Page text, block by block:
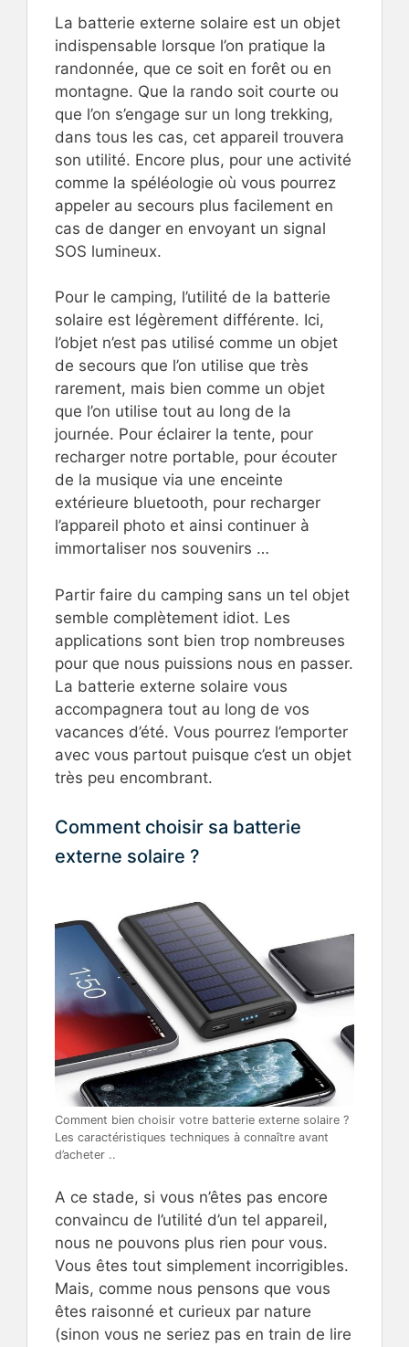
La batterie externe solaire est un objet
indispensable lorsque l’on pratique la
randonnée, que ce soit en forêt ou en
montagne. Que la rando soit courte ou
que l’on s’engage sur un long trekking,
dans tous les cas, cet appareil trouvera
son utilité. Encore plus, pour une activité
comme la spéléologie où vous pourrez
appeler au secours plus facilement en
cas de danger en envoyant un signal
SOS lumineux.
Pour le camping, l’utilité de la batterie
solaire est légèrement différente. Ici,
l’objet n’est pas utilisé comme un objet
de secours que l’on utilise que très
rarement, mais bien comme un objet
que l’on utilise tout au long de la
journée. Pour éclairer la tente, pour
recharger notre portable, pour écouter
de la musique via une enceinte
extérieure bluetooth, pour recharger
l’appareil photo et ainsi continuer à
immortaliser nos souvenirs …
Partir faire du camping sans un tel objet
semble complètement idiot. Les
applications sont bien trop nombreuses
pour que nous puissions nous en passer.
La batterie externe solaire vous
accompagnera tout au long de vos
vacances d’été. Vous pourrez l’emporter
avec vous partout puisque c’est un objet
très peu encombrant.
Comment choisir sa batterie
externe solaire ?
Comment bien choisir votre batterie externe solaire ?
Les caractéristiques techniques à connaître avant
d’acheter ..
A ce stade, si vous n’êtes pas encore
convaincu de l’utilité d’un tel appareil,
nous ne pouvons plus rien pour vous.
Vous êtes tout simplement incorrigibles.
Mais, comme nous pensons que vous
êtes raisonné et curieux par nature
(sinon vous ne seriez pas en train de lire